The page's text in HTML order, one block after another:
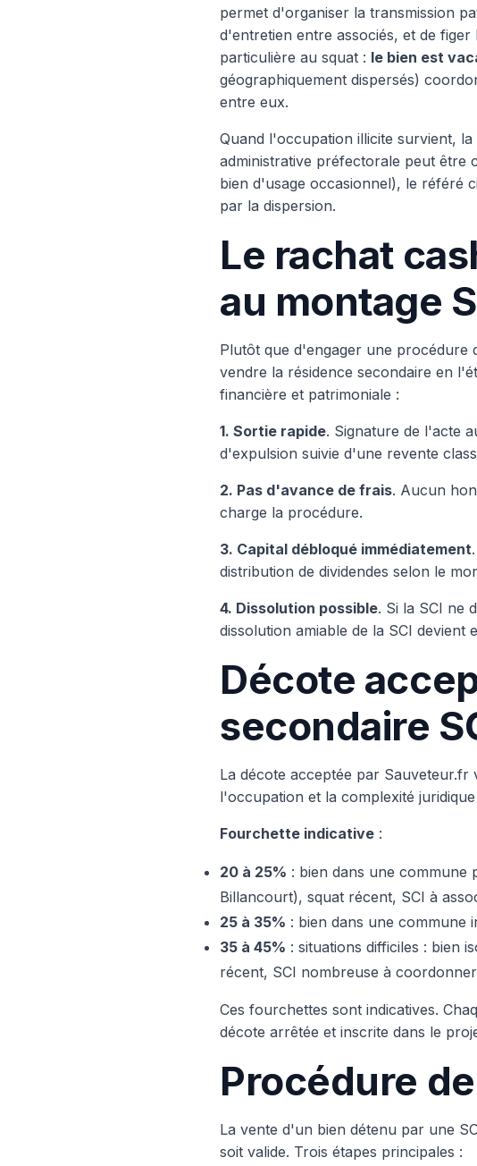
permet d'organiser la transmission
d'entretien entre associés, et de
particulière au squat : le bien est
géographiquement dispersés)
entre eux.
Quand l'occupation illicite survient,
administrative préfectorale peut être
bien d'usage occasionnel), le référé
par la dispersion.
Le rachat
au montage
Plutôt que d'engager une procédure
vendre la résidence secondaire en
financière et patrimoniale :
1. Sortie rapide. Signature de l'acte
d'expulsion suivie d'une revente
2. Pas d'avance de frais. Aucun
charge la procédure.
3. Capital débloqué immédiatement
distribution de dividendes selon le
4. Dissolution possible. Si la SCI ne
dissolution amiable de la SCI devient
Décote
secondaire
La décote acceptée par
l'occupation et la complexité
Fourchette indicative :
20 à 25% : bien dans une commune
Billancourt), squat récent, SCI à
25 à 35% : bien dans une commune
35 à 45% : situations difficiles : bien
récent, SCI nombreuse à coordonner
Ces fourchettes sont indicatives.
décote arrêtée et inscrite dans le
Procédure
La vente d'un bien détenu par une
soit valide. Trois étapes principales :